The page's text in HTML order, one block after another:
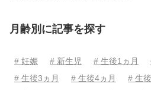
月齢別に記事を探す
# 妊娠 # 新生児 # 生後1ヵ月
# 生後3ヵ月
# 生後4ヵ月 # 生